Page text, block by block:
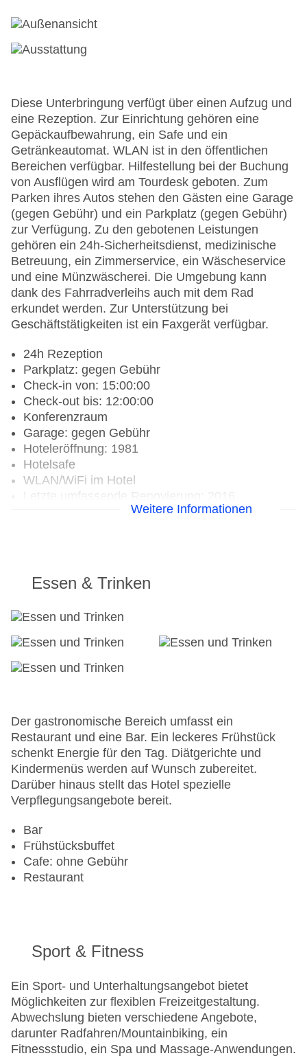
Diese Unterbringung verfügt über einen Aufzug und
eine Rezeption. Zur Einrichtung gehören eine
Gepäckaufbewahrung, ein Safe und ein
Getränkeautomat. WLAN ist in den öffentlichen
Bereichen verfügbar. Hilfestellung bei der Buchung
von Ausflügen wird am Tourdesk geboten. Zum
Parken ihres Autos stehen den Gästen eine Garage
(gegen Gebühr) und ein Parkplatz (gegen Gebühr)
zur Verfügung. Zu den gebotenen Leistungen
gehören ein 24h-Sicherheitsdienst, medizinische
Betreuung, ein Zimmerservice, ein Wäscheservice
und eine Münzwäscherei. Die Umgebung kann
dank des Fahrradverleihs auch mit dem Rad
erkundet werden. Zur Unterstützung bei
Geschäftstätigkeiten ist ein Faxgerät verfügbar.
24h Rezeption
Parkplatz: gegen Gebühr
Check-in von: 15:00:00
Check-out bis: 12:00:00
Konferenzraum
Garage: gegen Gebühr
Hoteleröffnung: 1981
Hotelsafe
WLAN/WiFi im Hotel
Letzte umfassende Renovierung: 2016
Gesamtanzahl der Stockwerke: 10
Gesamtanzahl der Zimmer: 214
Mastercard, Visa
Landeskategorie: 4 Sterne
Weitere Informationen
Essen & Trinken
Der gastronomische Bereich umfasst ein
Restaurant und eine Bar. Ein leckeres Frühstück
schenkt Energie für den Tag. Diätgerichte und
Kindermenüs werden auf Wunsch zubereitet.
Darüber hinaus stellt das Hotel spezielle
Verpflegungsangebote bereit.
Bar
Frühstücksbuffet
Cafe: ohne Gebühr
Restaurant
Sport & Fitness
Ein Sport- und Unterhaltungsangebot bietet
Möglichkeiten zur flexiblen Freizeitgestaltung.
Abwechslung bieten verschiedene Angebote,
darunter Radfahren/Mountainbiking, ein
Fitnessstudio, ein Spa und Massage-Anwendungen.